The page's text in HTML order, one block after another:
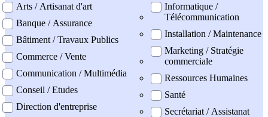
Arts / Artisanat d'art
Banque / Assurance
Bâtiment / Travaux Publics
Commerce / Vente
Communication / Multimédia
Conseil / Etudes
Direction d'entreprise
Informatique /
Télécommunication
Installation / Maintenance
Marketing / Stratégie
commerciale
Ressources Humaines
Santé
Secrétariat / Assistanat